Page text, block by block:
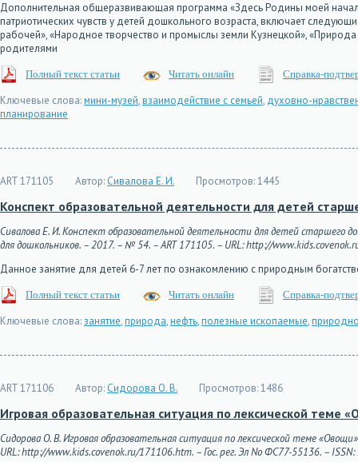
Дополнительная общеразвивающая программа «Здесь Родины моей
патриотических чувств у детей дошкольного возраста, включает
рабочей», «Народное творчество и промыслы земли Кузнецкой»,
родителями
Полный текст статьи Читать онлайн Справка-
Ключевые слова:мини-музей,взаимодействие с семьей, духовно-
планирование
ART 171105 Автор: Сивалова Е. И. Просмотров:1445
Конспект образовательной деятельности для детей
Сивалова Е. И. Конспект образовательной деятельности для детей старшего
для дошкольников. – 2017. – № 54. – ART 171105. – URL: http://
Данное занятие для детей 6-7 лет по ознакомлению с природным
Полный текст статьи Читать онлайн Справка-
Ключевые слова:занятие,природа,нефть,полезные ископаемые,
ART 171106 Автор: Сидорова О. В. Просмотров:1486
Игровая образовательная ситуация по лексической теме
Сидорова О. В. Игровая образовательная ситуация по лексической теме
URL: http://www.kids.covenok.ru/171106.htm. – Гос. рег. Эл No ФС77-55136. –